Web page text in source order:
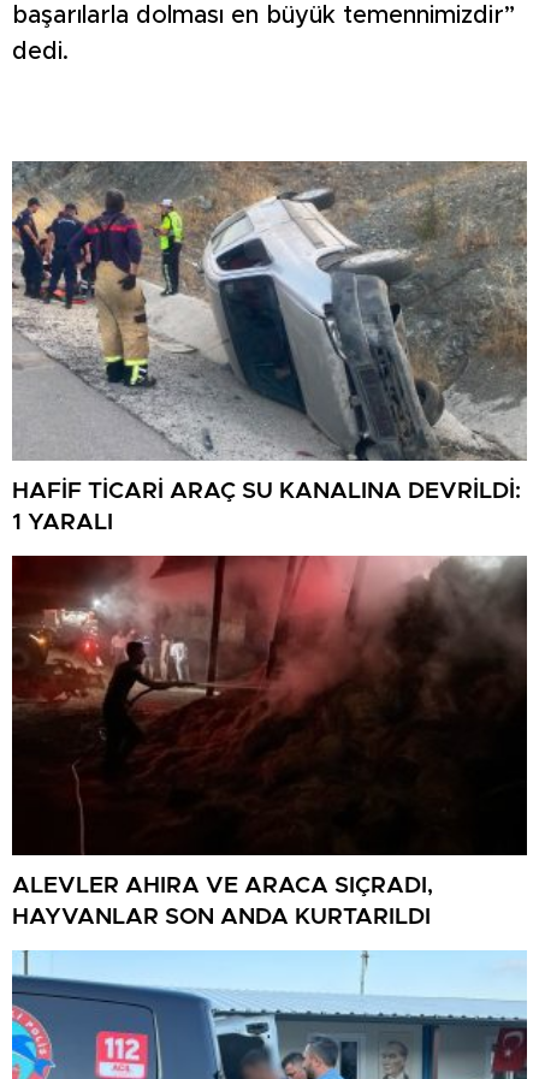
başarılarla dolması en büyük temennimizdir”
dedi.
HAFİF TİCARİ ARAÇ SU KANALINA DEVRİLDİ:
1 YARALI
ALEVLER AHIRA VE ARACA SIÇRADI,
HAYVANLAR SON ANDA KURTARILDI